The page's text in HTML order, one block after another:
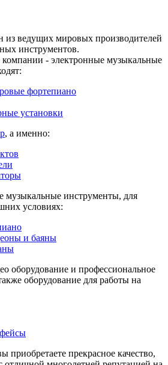
из ведущих мировых производителей
инструментов.
- электронные музыкальные
фортепиано
установки
, а именно:
музыкальные инструменты, для
условиях:
и баяны
оборудование и профессиональное
оборудование для работы на
приобретаете прекрасное качество,